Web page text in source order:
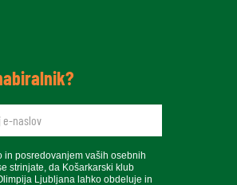
in posredovanjem vaših osebnih
strinjate, da Košarkarski klub
Ljubljana lahko obdeluje in